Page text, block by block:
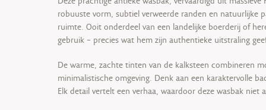
robuuste vorm, subtiel verweerde randen en natuurlijke
ruimte. Ooit onderdeel van een landelijke boerderij of
gebruik – precies wat hem zijn authentieke uitstraling
De warme, zachte tinten van de kalksteen combineren
minimalistische omgeving. Denk aan een karaktervolle
Elk detail vertelt een verhaa, waardoor deze wasbak